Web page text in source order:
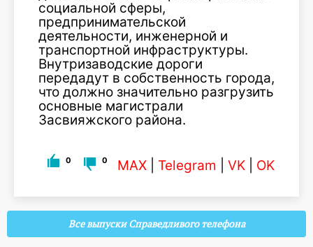
социальной сферы,
предпринимательской
деятельности, инженерной и
транспортной инфраструктуры.
Внутризаводские дороги
передадут в собственность города,
что должно значительно разгрузить
основные магистрали
Засвияжского района.
0 0 MAX Telegram VK OK
Все выпуски Справедливого телефона